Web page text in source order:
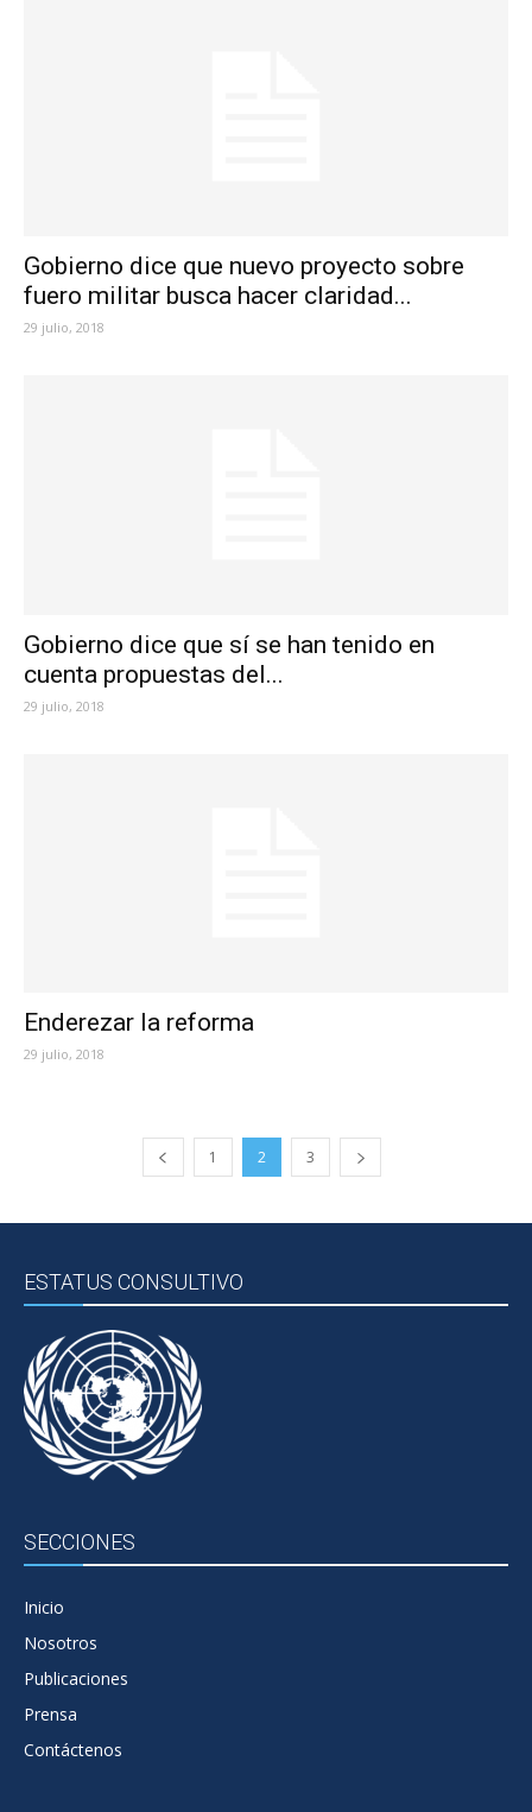
Gobierno dice que nuevo proyecto sobre
fuero militar busca hacer claridad...
29 julio, 2018
Gobierno dice que sí se han tenido en
cuenta propuestas del...
29 julio, 2018
Enderezar la reforma
29 julio, 2018
1 2 3
ESTATUS CONSULTIVO
SECCIONES
Inicio
Nosotros
Publicaciones
Prensa
Contáctenos